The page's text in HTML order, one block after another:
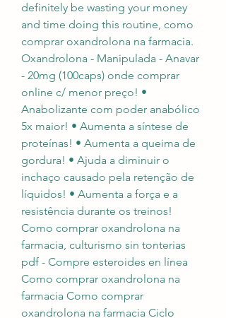
definitely be wasting your money
and time doing this routine, como
comprar oxandrolona na farmacia.
Oxandrolona - Manipulada - Anavar
- 20mg (100caps) onde comprar
online c/ menor preço! •
Anabolizante com poder anabólico
5x maior! • Aumenta a síntese de
proteínas! • Aumenta a queima de
gordura! • Ajuda a diminuir o
inchaço causado pela retenção de
líquidos! • Aumenta a força e a
resistência durante os treinos!
Como comprar oxandrolona na
farmacia, culturismo sin tonterias
pdf - Compre esteroides en línea
Como comprar oxandrolona na
farmacia Como comprar
oxandrolona na farmacia Ciclo